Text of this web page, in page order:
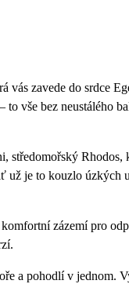
vás zavede do srdce
vše bez neustálého
je to kouzlo úzkých
zázemí pro
a pohodlí v jednom.